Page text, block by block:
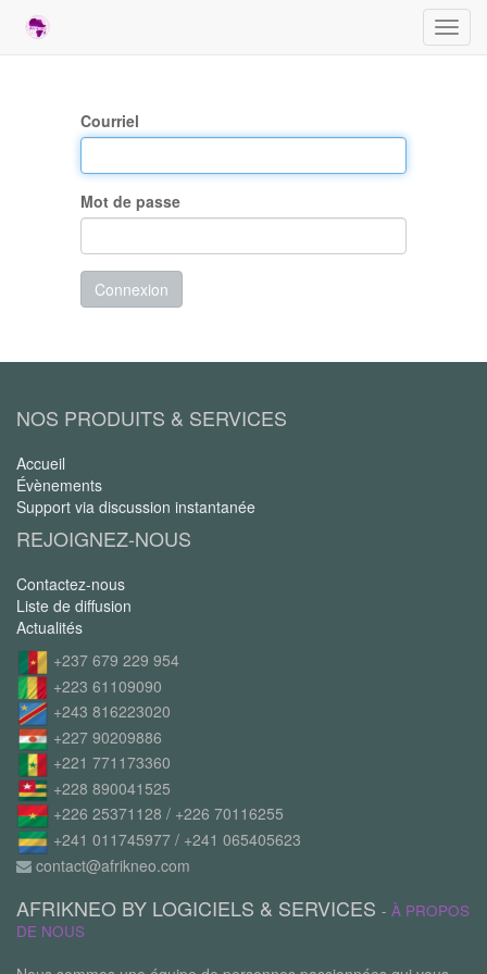
la
Courriel
Mot de passe
Connexion
NOS PRODUITS & SERVICES
Accueil
Évènements
Support via discussion instantanée
REJOIGNEZ-NOUS
Contactez-nous
Liste de diffusion
Actualités
+237 679 229 954
+223 61109090
+243 816223020
+227 90209886
+221 771173360
+228 890041525
+226 25371128 / +226 70116255
+241 011745977 / +241 065405623
contact@afrikneo.com
AFRIKNEO BY LOGICIELS & SERVICES - À PROPOS
DE NOUS